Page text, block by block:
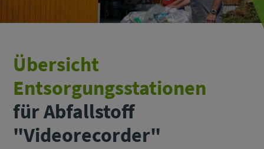
Übersicht
Entsorgungsstationen
für Abfallstoff
"Videorecorder"